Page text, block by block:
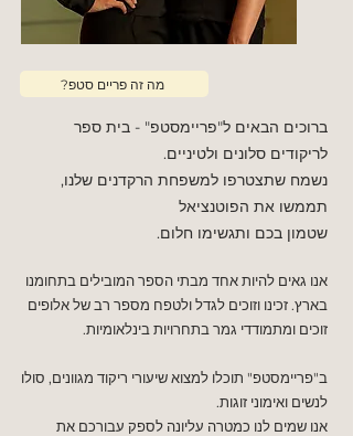
?מה זה פריים סטפ
ברוכים הבאים ל"פריימסטפ" - בית ספר
לריקודים סלונים ולטיניים.
נשמח שתצטרפו למשפחת הרקדנים שלנו,
תממשו את הפוטנציאל
שטמון בכם ותגשימו חלום.
אנו גאים להיות אחד מבתי הספר המובילים בתחומנו
בארץ. זכינו וזוכים לגדל ולטפח מספר רב של אלופים
זוכים ומתמודדי גמר בתחרויות בינלאומיות.
ב"פריימסטפ" תוכלו למצוא שיעורי ריקוד מגוונים, סולו
לנשים ואימוני זוגות.
אנו שמים לנו כמטרה עליונה לספק עבורכם את